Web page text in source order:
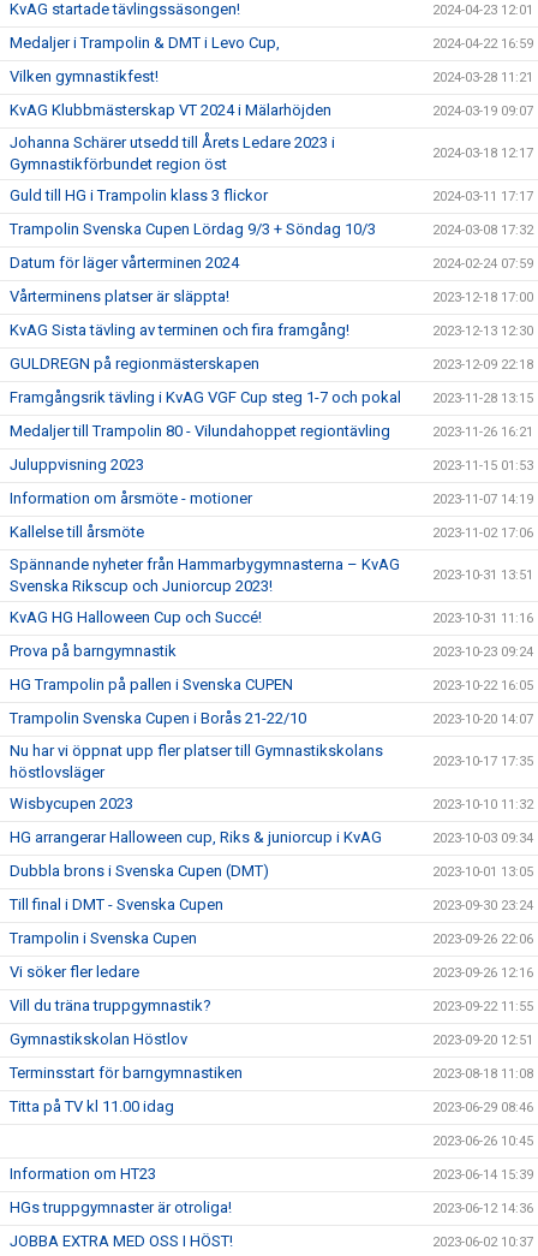
KvAG startade tävlingssäsongen! 2024-04-23 12:01
Medaljer i Trampolin & DMT i Levo Cup, 2024-04-22 16:59
Vilken gymnastikfest! 2024-03-28 11:21
KvAG Klubbmästerskap VT 2024 i Mälarhöjden 2024-03-19 09:07
Johanna Schärer utsedd till Årets Ledare 2023 i
Gymnastikförbundet region öst
2024-03-18 12:17
Guld till HG i Trampolin klass 3 flickor 2024-03-11 17:17
Trampolin Svenska Cupen Lördag 9/3 + Söndag 10/3 2024-03-08 17:32
Datum för läger vårterminen 2024 2024-02-24 07:59
Vårterminens platser är släppta! 2023-12-18 17:00
KvAG Sista tävling av terminen och fira framgång! 2023-12-13 12:30
GULDREGN på regionmästerskapen 2023-12-09 22:18
Framgångsrik tävling i KvAG VGF Cup steg 1-7 och pokal 2023-11-28 13:15
Medaljer till Trampolin 80 - Vilundahoppet regiontävling 2023-11-26 16:21
Juluppvisning 2023 2023-11-15 01:53
Information om årsmöte - motioner 2023-11-07 14:19
Kallelse till årsmöte 2023-11-02 17:06
Spännande nyheter från Hammarbygymnasterna – KvAG
Svenska Rikscup och Juniorcup 2023!
2023-10-31 13:51
KvAG HG Halloween Cup och Succé! 2023-10-31 11:16
Prova på barngymnastik 2023-10-23 09:24
HG Trampolin på pallen i Svenska CUPEN 2023-10-22 16:05
Trampolin Svenska Cupen i Borås 21-22/10 2023-10-20 14:07
Nu har vi öppnat upp fler platser till Gymnastikskolans
höstlovsläger
2023-10-17 17:35
Wisbycupen 2023 2023-10-10 11:32
HG arrangerar Halloween cup, Riks & juniorcup i KvAG 2023-10-03 09:34
Dubbla brons i Svenska Cupen (DMT) 2023-10-01 13:05
Till final i DMT - Svenska Cupen 2023-09-30 23:24
Trampolin i Svenska Cupen 2023-09-26 22:06
Vi söker fler ledare 2023-09-26 12:16
Vill du träna truppgymnastik? 2023-09-22 11:55
Gymnastikskolan Höstlov 2023-09-20 12:51
Terminsstart för barngymnastiken 2023-08-18 11:08
Titta på TV kl 11.00 idag 2023-06-29 08:46
2023-06-26 10:45
Information om HT23 2023-06-14 15:39
HGs truppgymnaster är otroliga! 2023-06-12 14:36
JOBBA EXTRA MED OSS I HÖST! 2023-06-02 10:37